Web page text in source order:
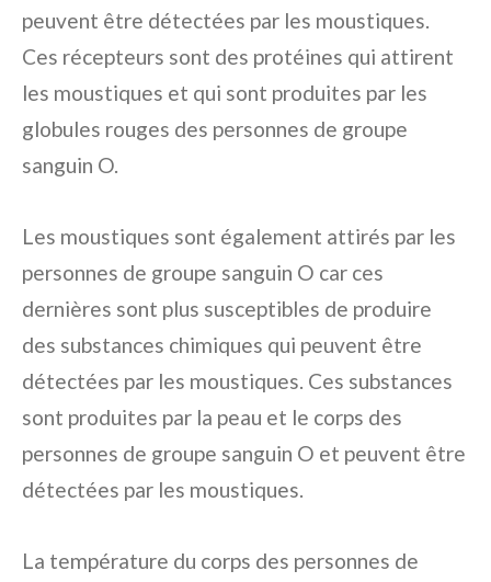
peuvent être détectées par les moustiques.
Ces récepteurs sont des protéines qui attirent
les moustiques et qui sont produites par les
globules rouges des personnes de groupe
sanguin O.
Les moustiques sont également attirés par les
personnes de groupe sanguin O car ces
dernières sont plus susceptibles de produire
des substances chimiques qui peuvent être
détectées par les moustiques. Ces substances
sont produites par la peau et le corps des
personnes de groupe sanguin O et peuvent être
détectées par les moustiques.
La température du corps des personnes de